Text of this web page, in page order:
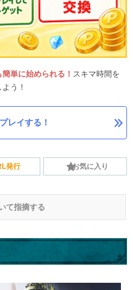
単に始められる！ スキマ時間を
う！
レイする！
発行 お気に入り
て指摘する